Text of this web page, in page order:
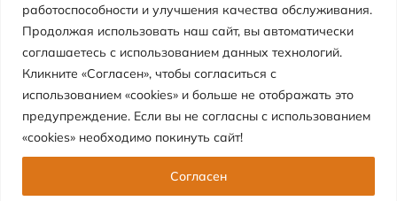
работоспособности и улучшения качества обслуживания.
Продолжая использовать наш сайт, вы автоматически
соглашаетесь с использованием данных технологий.
Кликните «Согласен», чтобы согласиться с
использованием «cookies» и больше не отображать это
предупреждение. Если вы не согласны с использованием
«cookies» необходимо покинуть сайт!
Согласен
Версия сайта для слабовидящих
Муниципальное автономное учреждение